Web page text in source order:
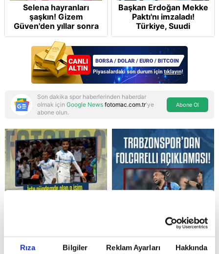
Rıza Bilgiler Reklam Ayarları Hakkında
Reddet
Selena hayranları
şaşkın! Gizem
Güven'den yıllar sonra
gelen Cansu Demirci
itirafı! "Konuşmuyoruz"
Başkan Erdoğan Mekke
Paktı'nı imzaladı!
Türkiye, Suudi
Arabistan ve
Pakistan'dan stratejik
güvenlik adımı:
Anlaşmanın tüm
detayları
Son dakika spor haberlerinden haberdar
olmak için Google News fotomac.com.tr'ye
abone olun.
Abone Ol